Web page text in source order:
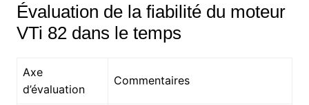
Évaluation de la fiabilité du moteur
VTi 82 dans le temps
Axe
d’évaluation
Commentaires